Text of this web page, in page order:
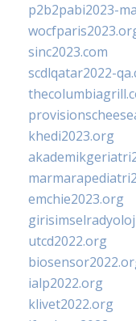
p2b2pabi2023-
sinc2023.com
scdlqatar2022-
khedi2023.org
emchie2023.org
utcd2022.org
ialp2022.org
klivet2022.org